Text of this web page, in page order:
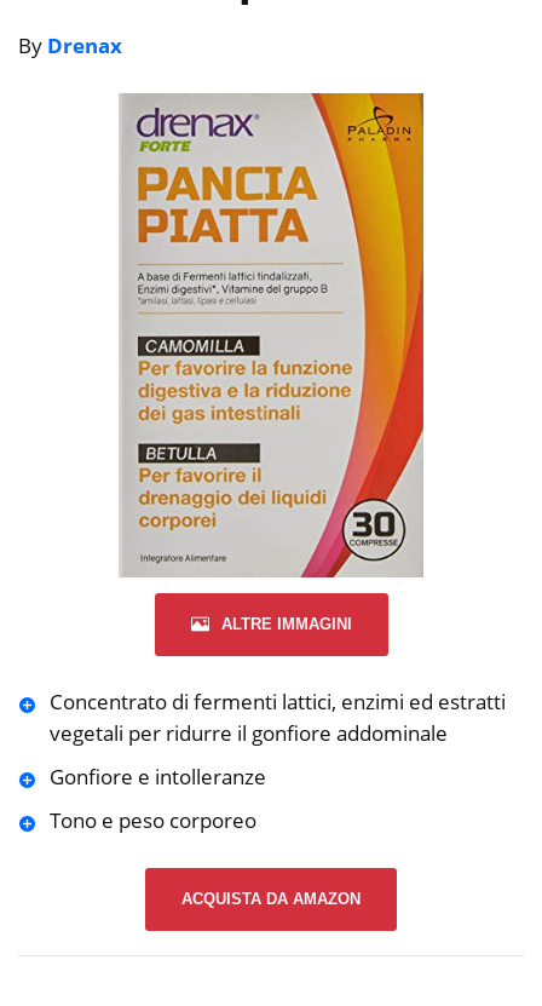
By Drenax
ALTRE IMMAGINI
Concentrato di fermenti lattici, enzimi ed estratti
vegetali per ridurre il gonfiore addominale
Gonfiore e intolleranze
Tono e peso corporeo
ACQUISTA DA AMAZON